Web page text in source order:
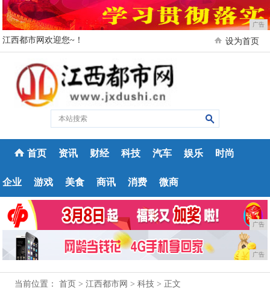
广告
江西都市网欢迎您~！ 设为首页
首页 资讯 财经 科技 汽车 娱乐 时尚
企业 游戏 美食 商讯 消费 微商
广告
广告
当前位置：首页 >江西都市网 >科技 > 正文